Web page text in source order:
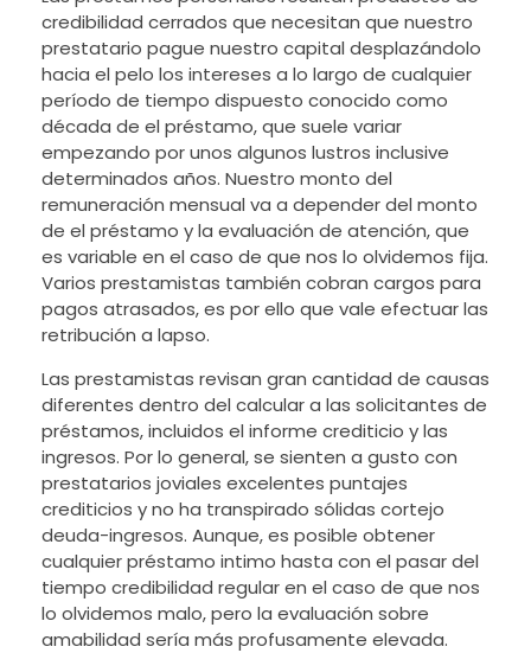
credibilidad cerrados que necesitan que nuestro
prestatario pague nuestro capital desplazándolo
hacia el pelo los intereses a lo largo de cualquier
período de tiempo dispuesto conocido como
década de el préstamo, que suele variar
empezando por unos algunos lustros inclusive
determinados años. Nuestro monto del
remuneración mensual va a depender del monto
de el préstamo y la evaluación de atención, que
es variable en el caso de que nos lo olvidemos fija.
Varios prestamistas también cobran cargos para
pagos atrasados, es por ello que vale efectuar las
retribución a lapso.
Las prestamistas revisan gran cantidad de causas
diferentes dentro del calcular a las solicitantes de
préstamos, incluidos el informe crediticio y las
ingresos. Por lo general, se sienten a gusto con
prestatarios joviales excelentes puntajes
crediticios y no ha transpirado sólidas cortejo
deuda-ingresos. Aunque, es posible obtener
cualquier préstamo intimo hasta con el pasar del
tiempo credibilidad regular en el caso de que nos
lo olvidemos malo, pero la evaluación sobre
amabilidad sería más profusamente elevada.